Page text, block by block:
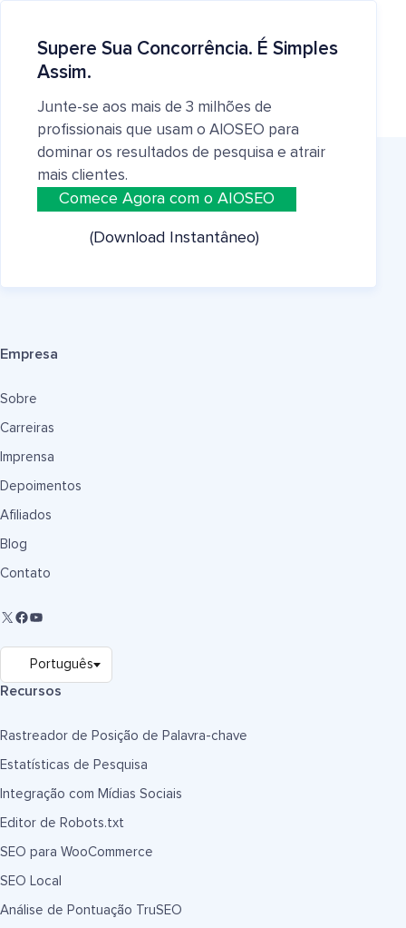
Supere Sua Concorrência. É Simples
Assim.
Junte-se aos mais de 3 milhões de
profissionais que usam o AIOSEO para
dominar os resultados de pesquisa e atrair
mais clientes.
Comece Agora com o AIOSEO
(Download Instantâneo)
Empresa
Sobre
Carreiras
Imprensa
Depoimentos
Afiliados
Blog
Contato
Recursos
Rastreador de Posição de Palavra-chave
Estatísticas de Pesquisa
Integração com Mídias Sociais
Editor de Robots.txt
SEO para WooCommerce
SEO Local
Análise de Pontuação TruSEO